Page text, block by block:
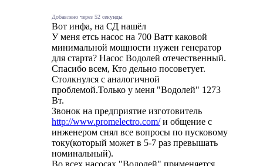
Добавлено через 52 секунды
Вот инфа, на СД нашёл
У меня етсь насос на 700 Ватт каковой
минимальной мощности нужен генератор
для старта? Насос Водолей отечественный.
Спасибо всем, Кто дельно посоветует.
Столкнулся с аналогичной
проблемой.Только у меня "Водолей" 1273
Вт.
Звонок на предприятие изготовитель
http://www.promelectro.com/и общение с
инженером снял все вопросы по пусковому
току(который может в 5-7 раз превышать
номинальный).
Во всех насосах "Водолей" применяется